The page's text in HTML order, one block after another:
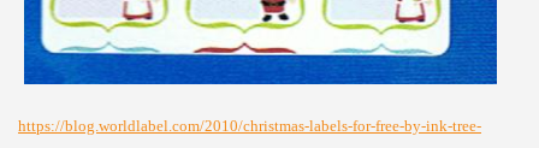
https://blog.worldlabel.com/2010/christmas-labels-for-free-by-ink-tree-